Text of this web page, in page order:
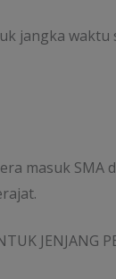
jangka
masuk
JENJANG